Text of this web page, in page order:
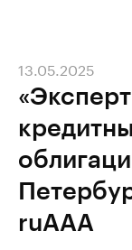
ruAAA
13.05.2025